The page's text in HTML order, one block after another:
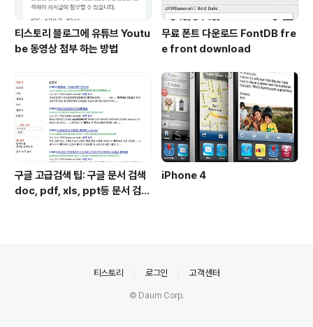
티스토리 블로그에 유튜브 Youtu
be 동영상 첨부 하는 방법
무료 폰트 다운로드 FontDB fre
e front download
구글 고급검색 팁: 구글 문서 검색
doc, pdf, xls, ppt등 문서 검색
iPhone 4
티스토리 로그인 고객센터
© Daum Corp.